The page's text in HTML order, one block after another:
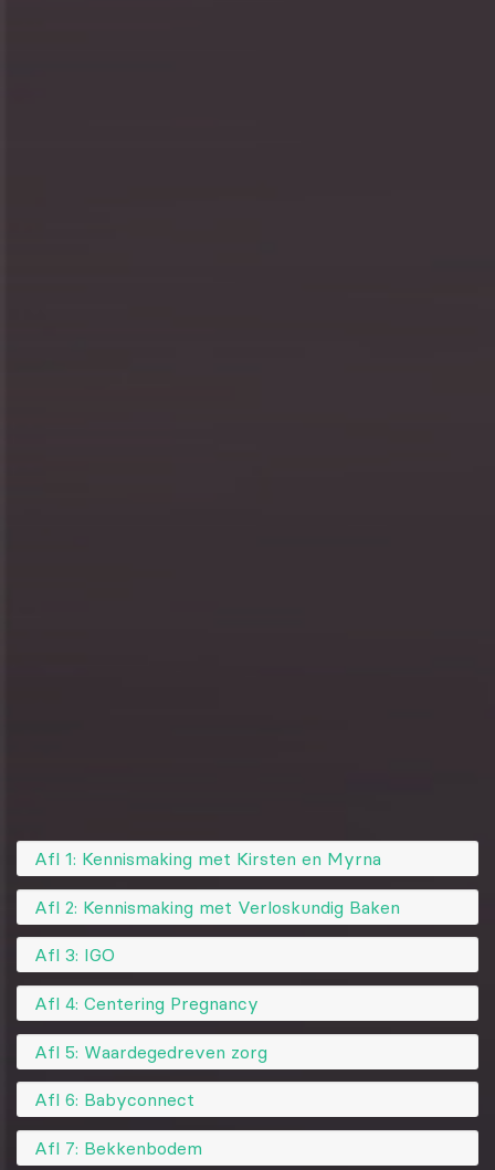
Afl 1: Kennismaking met Kirsten en Myrna
Afl 2: Kennismaking met Verloskundig Baken
Afl 3: IGO
Afl 4: Centering Pregnancy
Afl 5: Waardegedreven zorg
Afl 6: Babyconnect
Afl 7: Bekkenbodem